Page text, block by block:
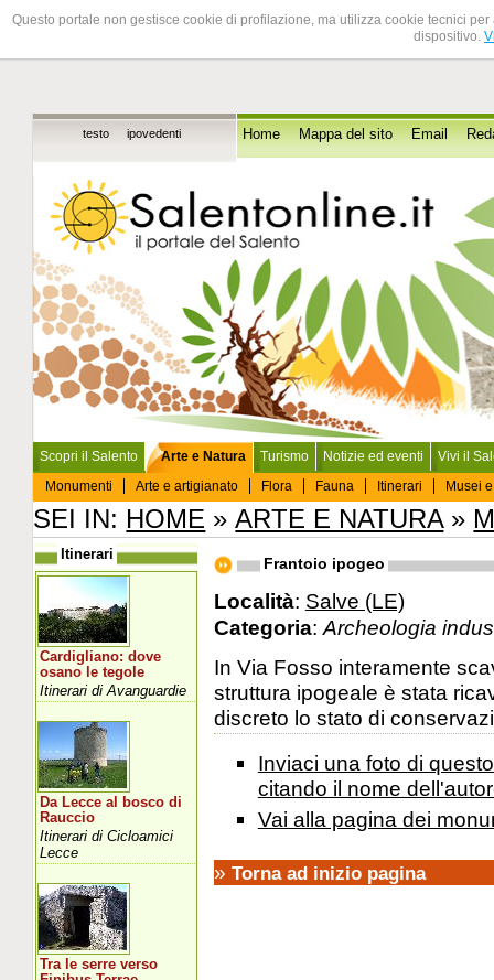
Questo portale non gestisce cookie di profilazione, ma utilizza cookie tecnici
dispositivo.
testo ipovedenti Home Mappa del sito Email
Scopri il Salento
Arte e Natura
Monumenti
Arte e artigianato Flora Fauna Itinerari Musei
Turismo Notizie ed eventi Vivi il
SEI IN: HOME »ARTE E NATURA»
Frantoio ipogeo
Località: Salve (LE)
Categoria: Archeologia
In Via Fosso interamente
struttura ipogeale è stata
discreto lo stato di
Inviaci una foto di
citando il nome
Vai alla pagina dei
» Torna ad inizio pagina
Itinerari
Cardigliano: dove
osano le tegole
Itinerari di Avanguardie
Da Lecce al bosco di
Rauccio
Itinerari di Cicloamici
Lecce
Tra le serre verso